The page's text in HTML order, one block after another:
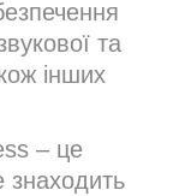
та
інших
– це
знаходить